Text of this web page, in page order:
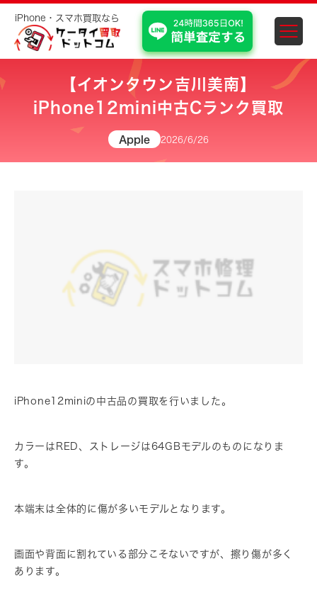
iPhone・スマホ買取なら
スマホ・iPhone買取 埼玉
【イオンタウン吉川美南】
iPhone12mini中古Cランク買取
Apple 2026/6/26
iPhone12miniの中古品の買取を行いました。
カラーはRED、ストレージは64GBモデルのものになりま
す。
本端末は全体的に傷が多いモデルとなります。
画面や背面に割れている部分こそないですが、擦り傷が多く
あります。